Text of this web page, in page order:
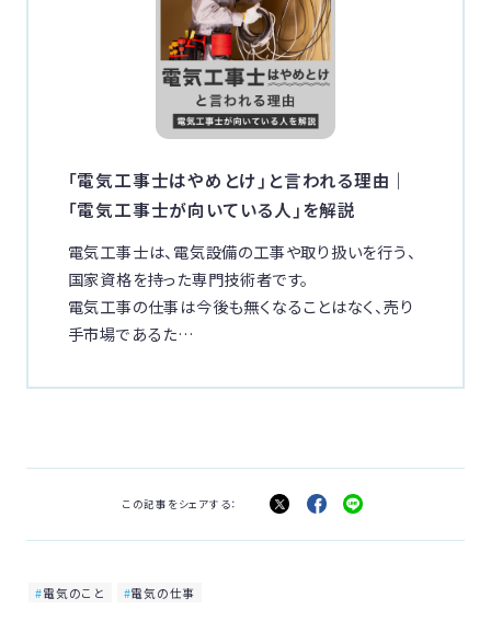
｢電気工事士はやめとけ｣と言われる理由｜
｢電気工事士が向いている人｣を解説
電気工事士は、電気設備の工事や取り扱いを行う、
国家資格を持った専門技術者です。
電気工事の仕事は今後も無くなることはなく、売り
手市場であるた…
この記事をシェアする：
電気のこと 電気の仕事